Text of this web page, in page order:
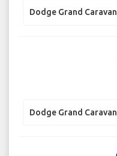
Dodge Grand Caravan
Dodge Grand Caravan